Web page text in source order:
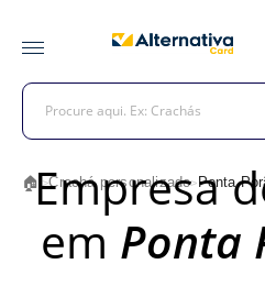
🏠 >Crachá personalizado> Ponta
Empresa
em Ponta